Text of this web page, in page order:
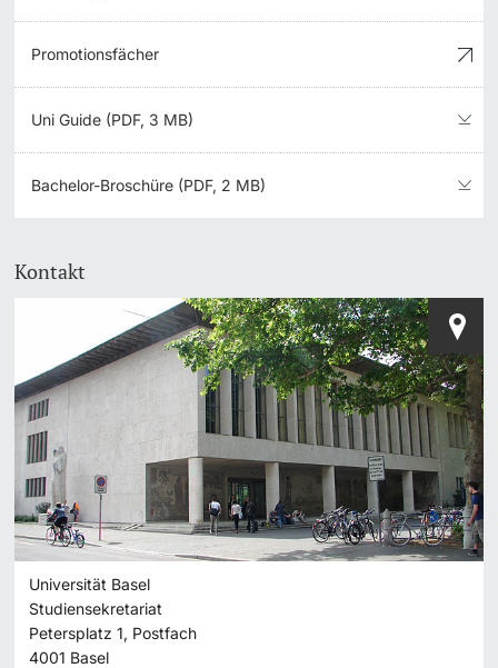
Promotionsfächer
Uni Guide (PDF, 3 MB)
Bachelor-Broschüre (PDF, 2 MB)
Kontakt
Universität Basel
Studiensekretariat
Petersplatz 1, Postfach
4001 Basel